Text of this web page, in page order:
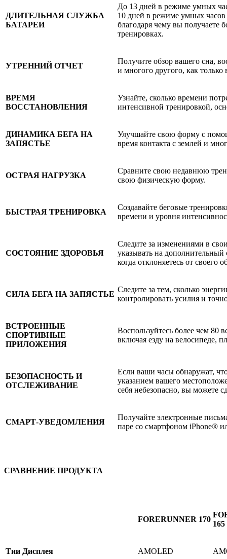
ДЛИТЕЛЬНАЯ СЛУЖБА
БАТАРЕИ
До 13 дней в режиме умных
10 дней в режиме умных часов
благодаря чему вы получаете
тренировках.
УТРЕННИЙ ОТЧЕТ
Получите обзор вашего сна,
и многого другого, как только
ВРЕМЯ
ВОССТАНОВЛЕНИЯ
Узнайте, сколько времени
интенсивной тренировкой,
ДИНАМИКА БЕГА НА
ЗАПЯСТЬЕ
Улучшайте свою форму с
время контакта с землей и
ОСТРАЯ НАГРУЗКА
Сравните свою недавнюю
свою физическую форму.
БЫСТРАЯ ТРЕНИРОВКА
Создавайте беговые
времени и уровня
СОСТОЯНИЕ ЗДОРОВЬЯ
Следите за изменениями в
указывать на дополнительный
когда отклоняетесь от своего
СИЛА БЕГА НА ЗАПЯСТЬЕ
Следите за тем, сколько
контролировать усилия и
ВСТРОЕННЫЕ
СПОРТИВНЫЕ
ПРИЛОЖЕНИЯ
Воспользуйтесь более чем 80
включая езду на велосипеде,
БЕЗОПАСНОСТЬ И
ОТСЛЕЖИВАНИЕ
Если ваши часы обнаружат,
указанием вашего
себя небезопасно, вы можете
СМАРТ-УВЕДОМЛЕНИЯ
Получайте электронные
паре со смартфоном iPhone®
СРАВНЕНИЕ ПРОДУКТА
FORERUNNER 170
165
Тии Дисплея AMOLED